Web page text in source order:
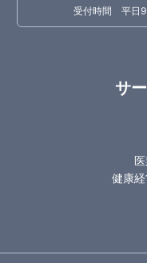
受付時間 平日
サ
健康